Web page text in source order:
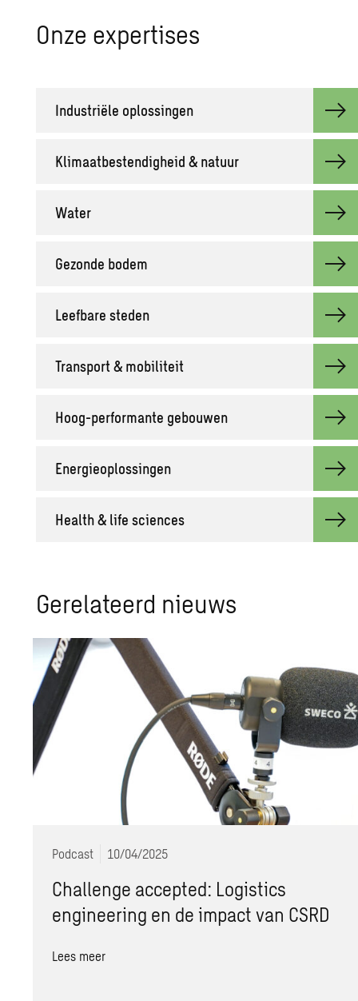
Onze ex­per­ti­ses
In­du­striële op­los­sin­gen
Kli­maat­be­sten­dig­heid & na­tuur
Water
Ge­zon­de bodem
Leef­ba­re ste­den
Trans­port & mo­bi­li­teit
Hoog-per­for­man­te ge­bou­wen
Ener­gie­op­los­sin­gen
He­alth & life sci­en­ces
Ge­re­la­teerd nieuws
Podcast 10/04/2025
Challenge accepted: Logistics
engineering en de impact van CSRD
Lees meer